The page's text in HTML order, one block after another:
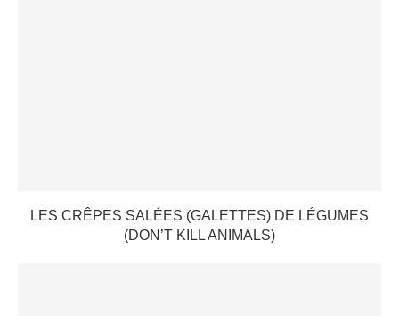
LES CRÊPES SALÉES (GALETTES) DE LÉGUMES
(DON’T KILL ANIMALS)